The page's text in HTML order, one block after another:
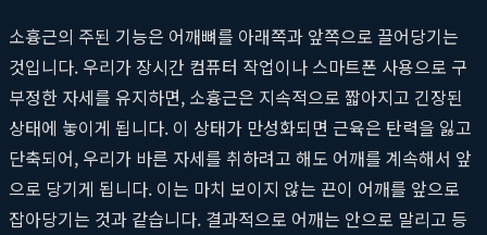
소흉근의 주된 기능은 어깨뼈를 아래쪽과 앞쪽으로 끌어당기는
것입니다. 우리가 장시간 컴퓨터 작업이나 스마트폰 사용으로 구
부정한 자세를 유지하면, 소흉근은 지속적으로 짧아지고 긴장된
상태에 놓이게 됩니다. 이 상태가 만성화되면 근육은 탄력을 잃고
단축되어, 우리가 바른 자세를 취하려고 해도 어깨를 계속해서 앞
으로 당기게 됩니다. 이는 마치 보이지 않는 끈이 어깨를 앞으로
잡아당기는 것과 같습니다. 결과적으로 어깨는 안으로 말리고 등